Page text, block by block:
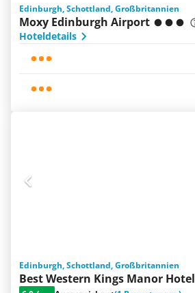
Edinburgh, Schottland, Großbritannien
Moxy Edinburgh Airport
Hoteldetails
Edinburgh, Schottland, Großbritannien
Best Western Kings Manor Hotel